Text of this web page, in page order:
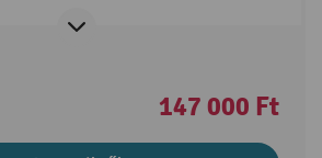
147 000 Ft